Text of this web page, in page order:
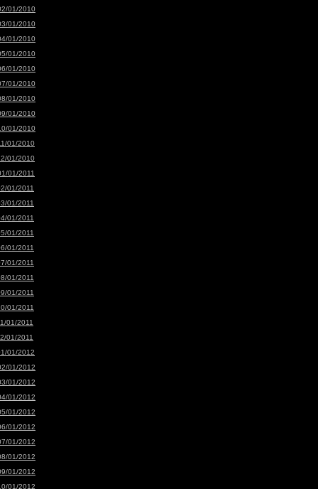
01/2010
01/2010
01/2010
01/2010
01/2010
01/2010
01/2010
01/2010
01/2010
01/2010
01/2010
01/2011
01/2011
01/2011
01/2011
01/2011
01/2011
01/2011
01/2011
01/2011
01/2011
01/2011
01/2011
01/2012
01/2012
01/2012
01/2012
01/2012
01/2012
01/2012
01/2012
01/2012
01/2012